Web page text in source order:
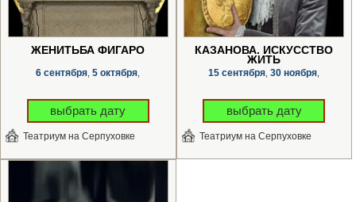
ЖЕНИТЬБА ФИГАРО
6 сентября 5 октября
выбрать дату
Театриум на Серпуховке
КАЗАНОВА. ИСКУССТВО
ЖИТЬ
15 сентября 30 ноября
выбрать дату
Театриум на Серпуховке